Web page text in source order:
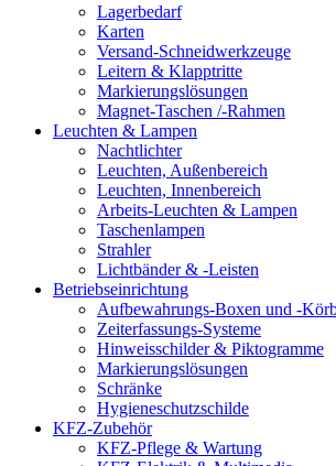
Lagerbedarf
Karten
Versand-Schneidwerkzeuge
Leitern & Klapptritte
Markierungslösungen
Magnet-Taschen /-Rahmen
Leuchten & Lampen
Nachtlichter
Leuchten, Außenbereich
Leuchten, Innenbereich
Arbeits-Leuchten & Lampen
Taschenlampen
Strahler
Lichtbänder & -Leisten
Betriebseinrichtung
Aufbewahrungs-Boxen und -
Zeiterfassungs-Systeme
Hinweisschilder & Piktogramme
Markierungslösungen
Schränke
Hygieneschutzschilde
KFZ-Zubehör
KFZ-Pflege & Wartung